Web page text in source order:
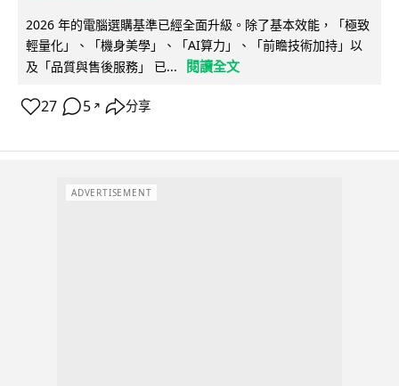
2026 年的電腦選購基準已經全面升級。除了基本效能，「極致
輕量化」、「機身美學」、「AI算力」、「前瞻技術加持」以
及「品質與售後服務」 已...
閱讀全文
27 5 ↗ 分享
ADVERTISEMENT